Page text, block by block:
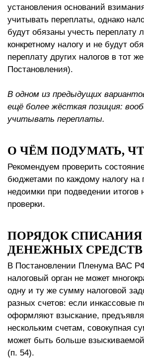
установления оснований
учитывать переплаты, однако
будут обязаны учесть переплату
конкретному налогу и не будут
переплату других налогов в тот
Постановления).
В одном из предыдущих
ещё более жёсткая позиция:
учитывать переплаты.
О ЧЁМ ПОДУМАТЬ,
Рекомендуем проверить
бюджетами по каждому налогу на
недоимки при подведении итогов
проверки.
ПОРЯДОК СПИСАНИЯ
ДЕНЕЖНЫХ СРЕДСТВ
В Постановлении Пленума ВАС
налоговый орган не может
одну и ту же сумму налоговой
разных счетов: если инкассовые
оформляют взыскание,
нескольким счетам, совокупная
может быть больше
(п. 54).